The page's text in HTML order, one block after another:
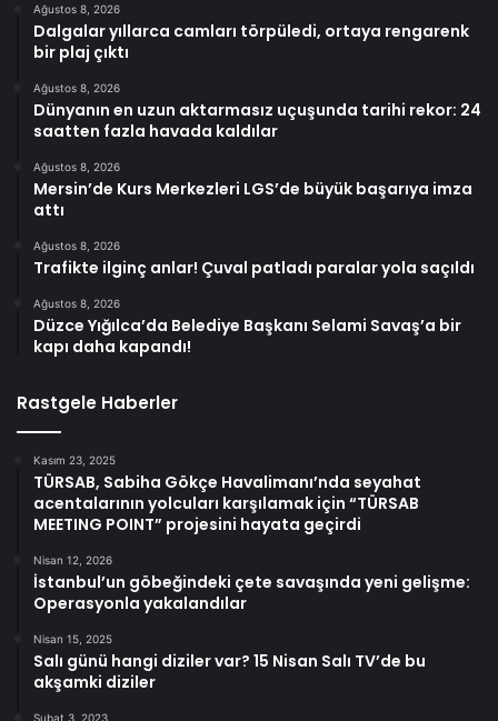
Ağustos 8, 2026
Dalgalar yıllarca camları törpüledi, ortaya rengarenk
bir plaj çıktı
Ağustos 8, 2026
Dünyanın en uzun aktarmasız uçuşunda tarihi rekor: 24
saatten fazla havada kaldılar
Ağustos 8, 2026
Mersin’de Kurs Merkezleri LGS’de büyük başarıya imza
attı
Ağustos 8, 2026
Trafikte ilginç anlar! Çuval patladı paralar yola saçıldı
Ağustos 8, 2026
Düzce Yığılca’da Belediye Başkanı Selami Savaş’a bir
kapı daha kapandı!
Rastgele Haberler
Kasım 23, 2025
TÜRSAB, Sabiha Gökçe Havalimanı’nda seyahat
acentalarının yolcuları karşılamak için “TÜRSAB
MEETING POINT” projesini hayata geçirdi
Nisan 12, 2026
İstanbul’un göbeğindeki çete savaşında yeni gelişme:
Operasyonla yakalandılar
Nisan 15, 2025
Salı günü hangi diziler var? 15 Nisan Salı TV’de bu
akşamki diziler
Şubat 3, 2023